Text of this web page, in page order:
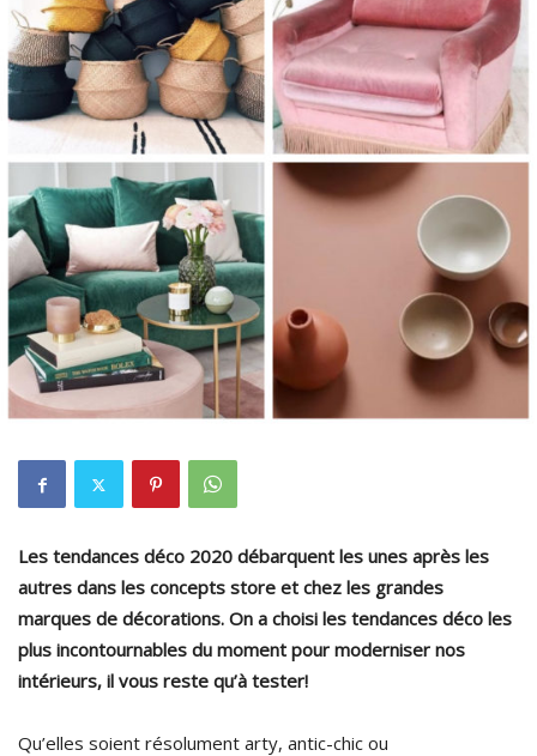
Les tendances déco 2020 débarquent les unes après les
autres dans les concepts store et chez les grandes
marques de décorations. On a choisi les tendances déco les
plus incontournables du moment pour moderniser nos
intérieurs, il vous reste qu’à tester!
Qu’elles soient résolument arty, antic-chic ou